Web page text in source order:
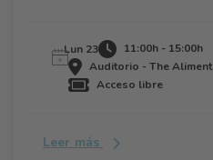
Lun 23
11:00h - 15:00h
Auditorio - The
Acceso libre
Leer más